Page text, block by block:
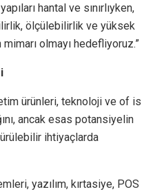
hantal ve sınırlıyken,
ölçülebilirlik ve yüksek
olmayı hedefliyoruz.”
ürünleri, teknoloji ve of is
ancak esas potansiyelin
ihtiyaçlarda
yazılım, kırtasiye, POS